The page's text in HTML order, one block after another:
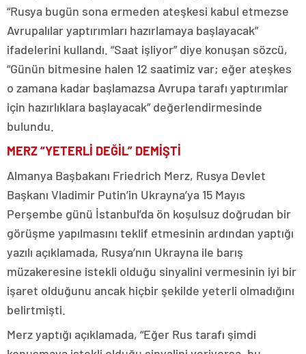
“Rusya bugün sona ermeden ateşkesi kabul etmezse
Avrupalılar yaptırımları hazırlamaya başlayacak”
ifadelerini kullandı. “Saat işliyor” diye konuşan sözcü,
“Günün bitmesine halen 12 saatimiz var; eğer ateşkes
o zamana kadar başlamazsa Avrupa tarafı yaptırımlar
için hazırlıklara başlayacak” değerlendirmesinde
bulundu.
MERZ “YETERLİ DEĞİL” DEMİŞTİ
Almanya Başbakanı Friedrich Merz, Rusya Devlet
Başkanı Vladimir Putin’in Ukrayna’ya 15 Mayıs
Perşembe günü İstanbul’da ön koşulsuz doğrudan bir
görüşme yapılmasını teklif etmesinin ardından yaptığı
yazılı açıklamada, Rusya’nın Ukrayna ile barış
müzakeresine istekli olduğu sinyalini vermesinin iyi bir
işaret olduğunu ancak hiçbir şekilde yeterli olmadığını
belirtmişti.
Merz yaptığı açıklamada, “Eğer Rus tarafı şimdi